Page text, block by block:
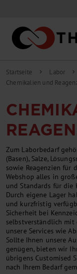
Startseite chevron_right Labor chevron_right
Chemikalien und
Zum Laborbedarf
(Basen), Salze,
sowie Reagenzien für
Webshop alles in
und Standards für die
Durch eigene Lager
und kurzfristig
Sicherheit bei
selbstverständlich mit
unsere Services wie
Sollte Ihnen unsere
genügen, bieten wir
übrigens Customised
nach Ihrem Bedarf